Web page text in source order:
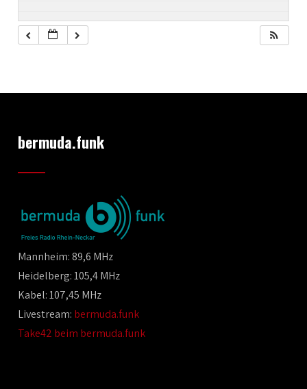
bermuda.funk
Mannheim: 89,6 MHz
Heidelberg: 105,4 MHz
Kabel: 107,45 MHz
Livestream: bermuda.funk
Take42 beim bermuda.funk